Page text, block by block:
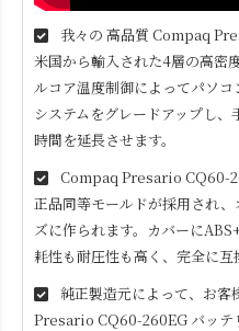
我々の 高品質 Compaq
米国から輸入された4層の高密
ルコア温度制御によってパソ
システムをグレードアップし
時間を延長させます。
Compaq Presario CQ60-
正品同等モールドが採用され、
ズに作られます。カバーに
耗性も耐圧性も高く、完全に互
純正製造元によって、お客
Presario CQ60-260EG バッテ